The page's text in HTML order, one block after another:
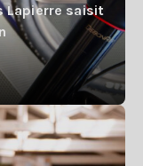
Lapierre saisit